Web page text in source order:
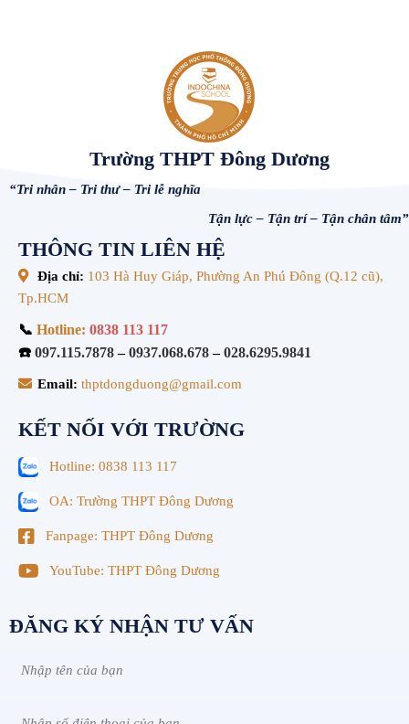
Trường THPT Đông Dương
“Tri nhân – Tri thư – Tri lễ nghĩa
Tận lực – Tận trí – Tận chân tâm”
THÔNG TIN LIÊN HỆ
Địa chỉ: 103 Hà Huy Giáp, Phường An Phú Đông (Q.12 cũ),
Tp.HCM
📞 Hotline: 0838 113 117
☎️ 097.115.7878–0937.068.678–028.6295.9841
Email: thptdongduong@gmail.com
KẾT NỐI VỚI TRƯỜNG
Hotline: 0838 113 117
OA: Trường THPT Đông Dương
Fanpage: THPT Đông Dương
YouTube: THPT Đông Dương
ĐĂNG KÝ NHẬN TƯ VẤN